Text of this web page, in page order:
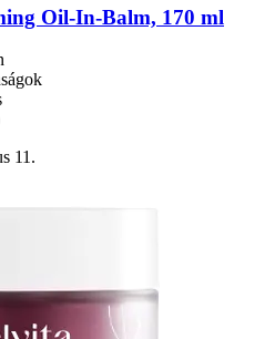
Oil-​In-​Balm, 170 ml
11.